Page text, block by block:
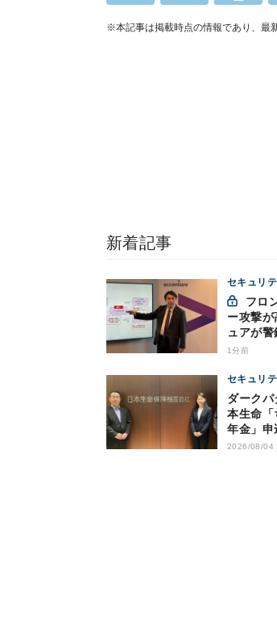
※本記事は掲載時点の情報であり、最
新着記事
セキュリ
ー攻撃
ュアが
脱却を」
1分前
セキュリ
ダークパ
本生命「
年金」申
2026/08/04